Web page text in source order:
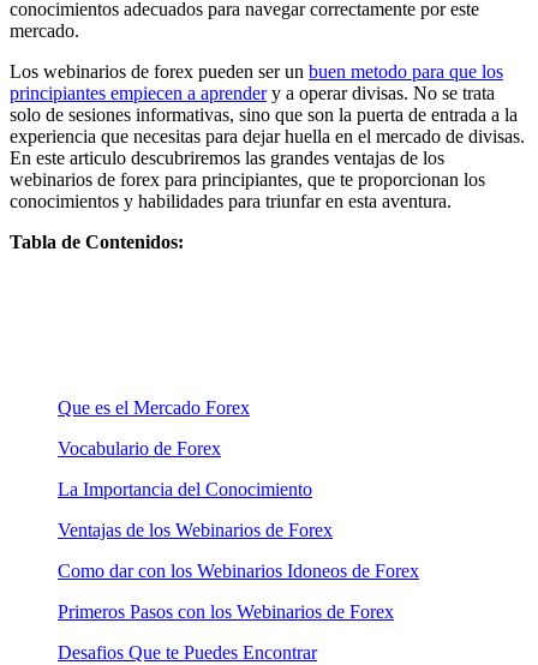
conocimientos adecuados para navegar correctamente por este
mercado.
Los webinarios de forex pueden ser un buen metodo para que los
principiantes empiecen a aprendery a operar divisas. No se trata
solo de sesiones informativas, sino que son la puerta de entrada a la
experiencia que necesitas para dejar huella en el mercado de divisas.
En este articulo descubriremos las grandes ventajas de los
webinarios de forex para principiantes, que te proporcionan los
conocimientos y habilidades para triunfar en esta aventura.
Tabla de Contenidos:
Que es el Mercado Forex
Vocabulario de Forex
La Importancia del Conocimiento
Ventajas de los Webinarios de Forex
Como dar con los Webinarios Idoneos de Forex
Primeros Pasos con los Webinarios de Forex
Desafios Que te Puedes Encontrar